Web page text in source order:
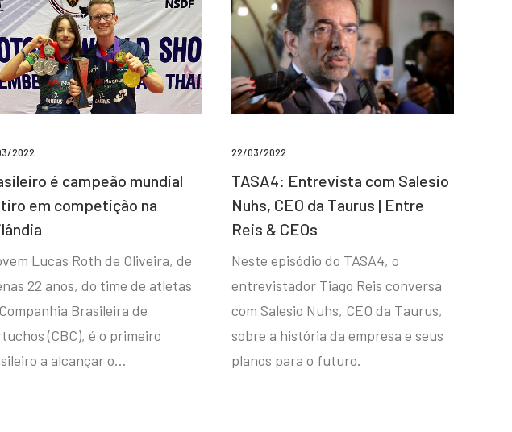
2022
é campeão mundial
em competição na
Lucas Roth de Oliveira, de
22 anos, do time de atletas
Brasileira de
(CBC), é o primeiro
a alcançar o…
22/03/2022
TASA4: Entrevista com Salesio
Nuhs, CEO da Taurus | Entre
Reis & CEOs
Neste episódio do TASA4, o
entrevistador Tiago Reis conversa
com Salesio Nuhs, CEO da Taurus,
sobre a história da empresa e seus
planos para o futuro.